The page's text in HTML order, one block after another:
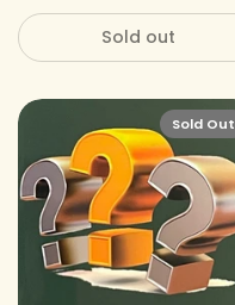
Sold out
Sold Out